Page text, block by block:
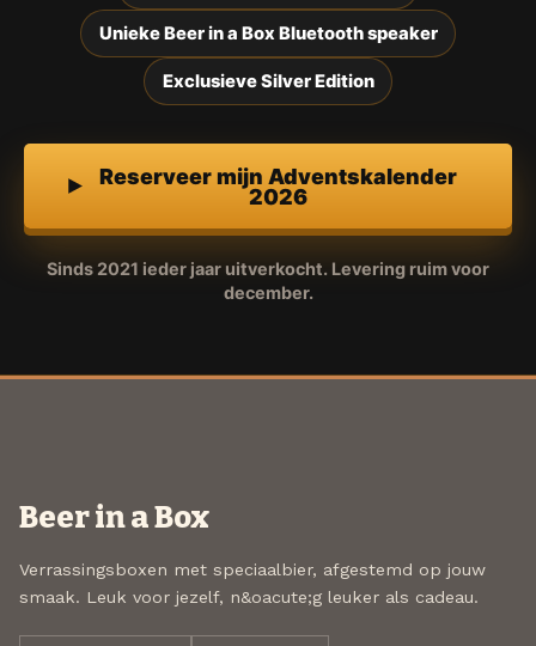
Unieke Beer in a Box Bluetooth speaker
Exclusieve Silver Edition
Reserveer mijn Adventskalender
2026
Sinds 2021 ieder jaar uitverkocht. Levering ruim voor
december.
Beer in a Box
Verrassingsboxen met speciaalbier, afgestemd op jouw
smaak. Leuk voor jezelf, n&oacute;g leuker als cadeau.